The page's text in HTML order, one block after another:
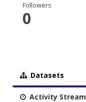
Followers
0
Datasets
Activity Stream